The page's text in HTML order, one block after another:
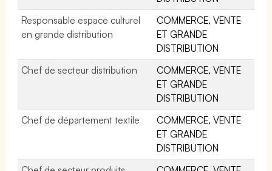
Responsable espace culturel
en grande distribution
COMMERCE, VENTE
ET GRANDE
DISTRIBUTION
Chef de secteur distribution
COMMERCE, VENTE
ET GRANDE
DISTRIBUTION
Chef de département textile
COMMERCE, VENTE
ET GRANDE
DISTRIBUTION